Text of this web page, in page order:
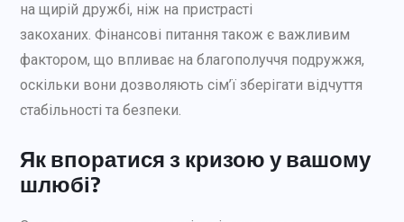
на щирій дружбі, ніж на пристрасті
закоханих. Фінансові питання також є важливим
фактором, що впливає на благополуччя подружжя,
оскільки вони дозволяють сім’ї зберігати відчуття
стабільності та безпеки.
Як впоратися з кризою у вашому
шлюбі?